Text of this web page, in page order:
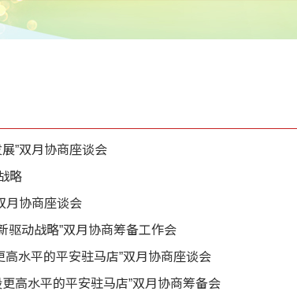
”双月协商座谈会
略
月协商座谈会
驱动战略”双月协商筹备工作会
水平的平安驻马店”双月协商座谈会
高水平的平安驻马店”双月协商筹备会